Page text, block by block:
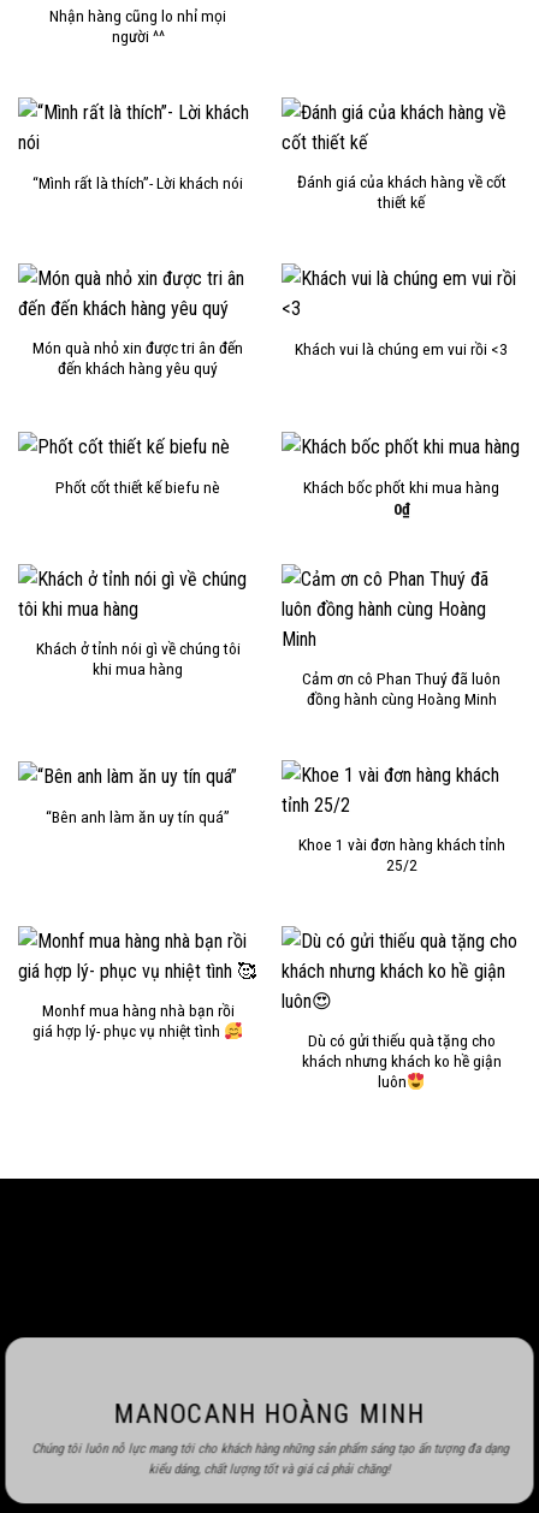
Nhận hàng cũng lo nhỉ mọi
người ^^
“Mình rất là thích”- Lời khách nói
Đánh giá của khách hàng về cốt
thiết kế
Món quà nhỏ xin được tri ân đến
đến khách hàng yêu quý
Khách vui là chúng em vui rồi <3
Phốt cốt thiết kế biefu nè
Khách bốc phốt khi mua hàng
0₫
Khách ở tỉnh nói gì về chúng tôi
khi mua hàng
Cảm ơn cô Phan Thuý đã luôn
đồng hành cùng Hoàng Minh
“Bên anh làm ăn uy tín quá”
Khoe 1 vài đơn hàng khách tỉnh
25/2
Monhf mua hàng nhà bạn rồi
giá hợp lý- phục vụ nhiệt tình
Dù có gửi thiếu quà tặng cho
khách nhưng khách ko hề giận
luôn
MANOCANH HOÀNG MINH
Chúng tôi luôn nỗ lực mang tới cho khách hàng những sản phẩm sáng tạo ấn tượng đa dạng
kiểu dáng, chất lượng tốt và giá cả phải chăng!